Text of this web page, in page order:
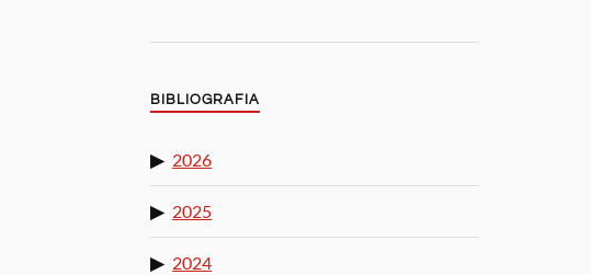
BIBLIOGRAFIA
2026
2025
2024